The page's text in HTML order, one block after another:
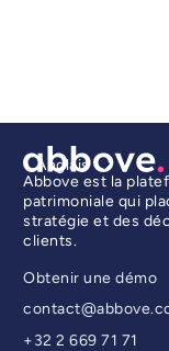
Anglais
Abbove est la
patrimoniale qui
stratégie et des
clients.
Obtenir une démo
+32 2 669 71 71